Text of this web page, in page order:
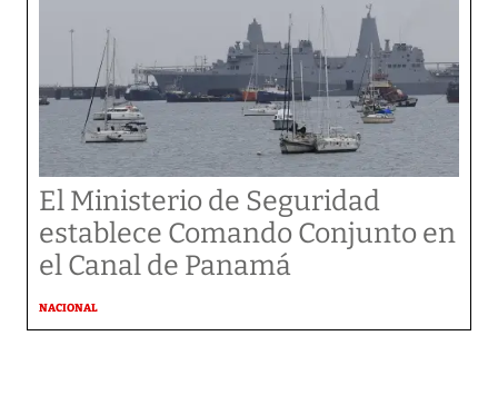
El Ministerio de Seguridad
establece Comando Conjunto en
el Canal de Panamá
NACIONAL